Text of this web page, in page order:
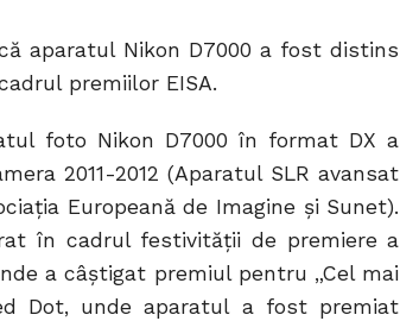
aparatul Nikon D7000 a fost distins
premiilor EISA.
foto Nikon D7000 în format DX a
2011-2012 (Aparatul SLR avansat
Europeană de Imagine şi Sunet).
în cadrul festivităţii de premiere a
a câştigat premiul pentru „Cel mai
Dot, unde aparatul a fost premiat